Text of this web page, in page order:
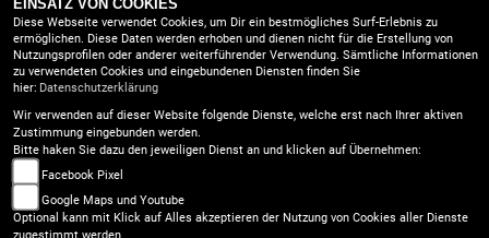
EINSATZ VON COOKIES
Diese Webseite verwendet Cookies, um Dir ein bestmögliches Surf-Erlebnis zu
ermöglichen. Diese Daten werden erhoben und dienen nicht für die Erstellung von
Nutzungsprofilen oder anderer weiterführender Verwendung. Sämtliche Informationen
zu verwendeten Cookies und eingebundenen Diensten finden Sie
hier: Datenschutzerklärung
Wir verwenden auf dieser Website folgende Dienste, welche erst nach Ihrer aktiven
Zustimmung eingebunden werden.
Bitte haken Sie dazu den jeweiligen Dienst an und klicken auf Übernehmen:
Facebook Pixel
Google Maps und Youtube
Optional kann mit Klick auf Alles akzeptieren der Nutzung von Cookies aller Dienste
10 ... Weiter
Datenschutz
Gesslbauer GmbH |
Waisenegg 121, 8190 Birkfeld |
Tel:0043 3174 - 468315